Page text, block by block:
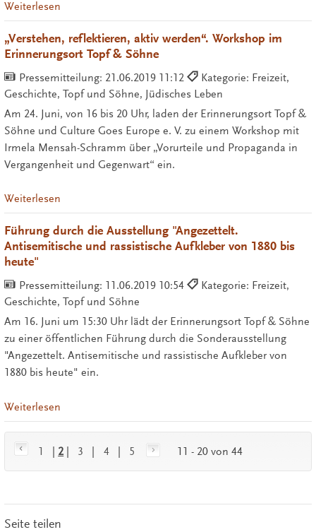
Weiterlesen
„Verstehen, reflektieren, aktiv werden“. Workshop im
Erinnerungsort Topf & Söhne
Pressemitteilung: 21.06.2019 11:12
Kategorie: Freizeit,
Geschichte, Topf und Söhne, Jüdisches Leben
Am 24. Juni, von 16 bis 20 Uhr, laden der Erinnerungsort Topf &
Söhne und Culture Goes Europe e. V. zu einem Workshop mit
Irmela Mensah-Schramm über „Vorurteile und Propaganda in
Vergangenheit und Gegenwart“ ein.
Weiterlesen
Führung durch die Ausstellung "Angezettelt.
Antisemitische und rassistische Aufkleber von 1880 bis
heute"
Pressemitteilung: 11.06.2019 10:54
Kategorie: Freizeit,
Geschichte, Topf und Söhne
Am 16. Juni um 15:30 Uhr lädt der Erinnerungsort Topf & Söhne
zu einer öffentlichen Führung durch die Sonderausstellung
"Angezettelt. Antisemitische und rassistische Aufkleber von
1880 bis heute" ein.
Weiterlesen
1 2 3 4 5 11 - 20 von 44
Seite teilen